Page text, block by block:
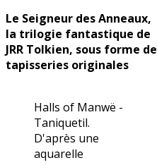
Le Seigneur des Anneaux,
la trilogie fantastique de
JRR Tolkien, sous forme de
tapisseries originales
Halls of Manwë -
Taniquetil.
D'après une
aquarelle